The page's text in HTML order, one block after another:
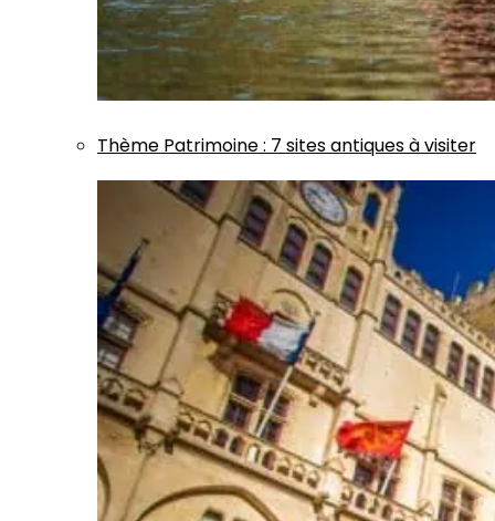
Thème Patrimoine: 7 sites antiques à visiter